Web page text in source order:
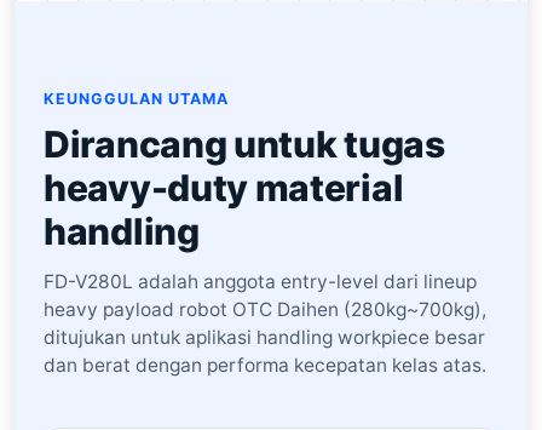
KEUNGGULAN UTAMA
Dirancang untuk tugas
heavy-duty material
handling
FD-V280L adalah anggota entry-level dari lineup
heavy payload robot OTC Daihen (280kg~700kg),
ditujukan untuk aplikasi handling workpiece besar
dan berat dengan performa kecepatan kelas atas.